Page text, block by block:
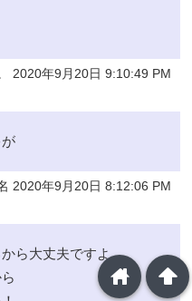
2020年9月20日 9:10:49 PM
2020年9月20日 8:12:06 PM
ら大丈夫ですよ
arrowup
home